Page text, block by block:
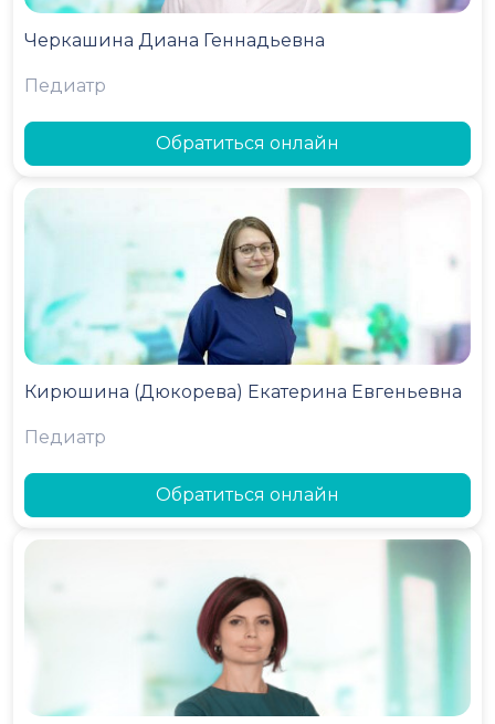
Черкашина Диана Геннадьевна
Педиатр
Обратиться онлайн
Кирюшина (Дюкорева) Екатерина Евгеньевна
Педиатр
Обратиться онлайн